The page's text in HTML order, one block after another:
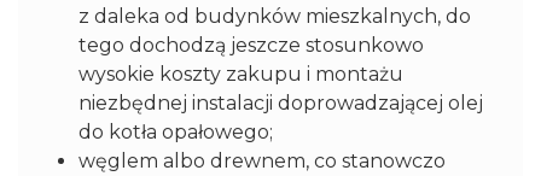
z daleka od budynków mieszkalnych, do
tego dochodzą jeszcze stosunkowo
wysokie koszty zakupu i montażu
niezbędnej instalacji doprowadzającej olej
do kotła opałowego;
węglem albo drewnem, co stanowczo